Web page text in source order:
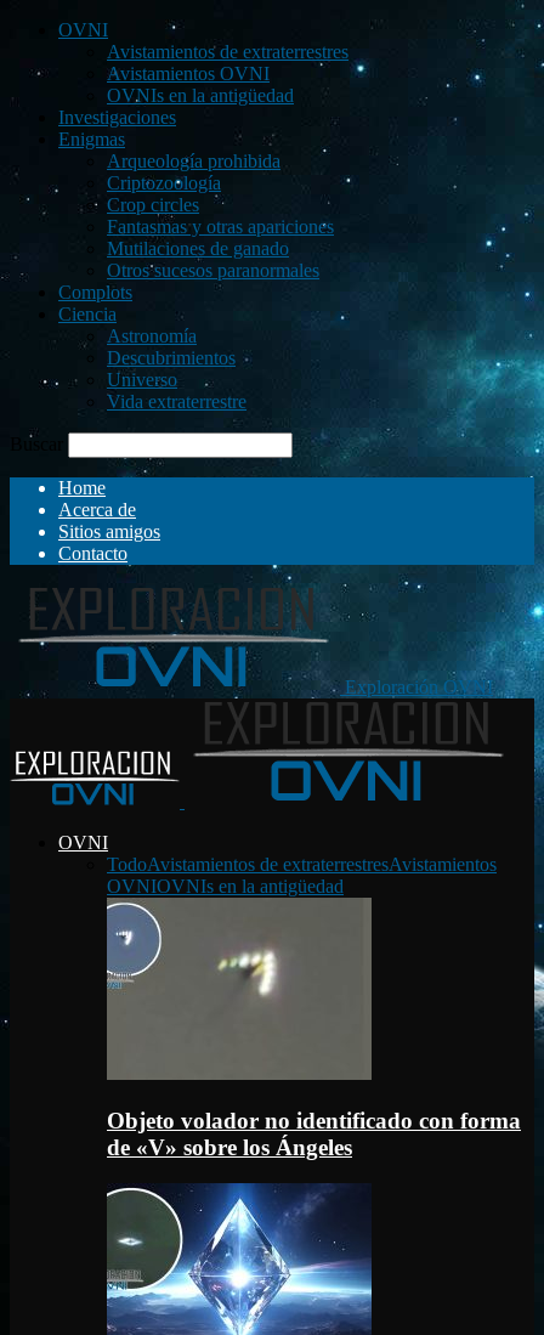
OVNI
Avistamientos de extraterrestres
Avistamientos OVNI
OVNIs en la antigüedad
Investigaciones
Enigmas
Arqueología prohibida
Criptozoología
Crop circles
Fantasmas y otras apariciones
Mutilaciones de ganado
Otros sucesos paranormales
Complots
Ciencia
Astronomía
Descubrimientos
Universo
Vida extraterrestre
Buscar
Home
Acerca de
Sitios amigos
Contacto
Exploración OVNI
OVNI
TodoAvistamientos de extraterrestresAvistamientos
OVNIOVNIs en la antigüedad
Objeto volador no identificado con forma
de «V» sobre los Ángeles